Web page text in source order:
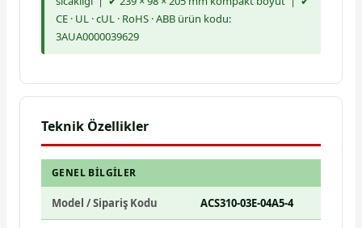
CE · UL · cUL · RoHS · ABB ürün kodu:
3AUA0000039629
Teknik Özellikler
GENEL BILGILER
Model / Sipariş Kodu ACS310-03E-04A5-4